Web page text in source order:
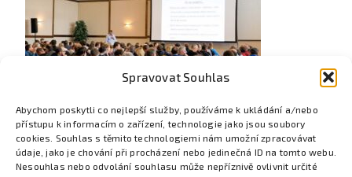
Spravovat Souhlas
Abychom poskytli co nejlepší služby, používáme k ukládání a/nebo
přístupu k informacím o zařízení, technologie jako jsou soubory
cookies. Souhlas s těmito technologiemi nám umožní zpracovávat
údaje, jako je chování při procházení nebo jedinečná ID na tomto webu.
Nesouhlas nebo odvolání souhlasu může nepříznivě ovlivnit určité